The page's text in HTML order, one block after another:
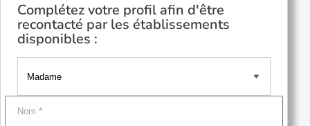
Complétez votre profil afin d'être
recontacté par les établissements
disponibles :